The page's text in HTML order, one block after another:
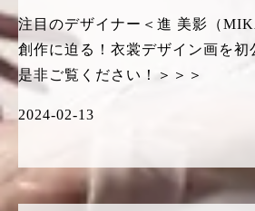
注目のデザイナー＜進 美影（
創作に迫る！衣裳デザイン画を初
是非ご覧ください！＞＞＞
2024-02-13